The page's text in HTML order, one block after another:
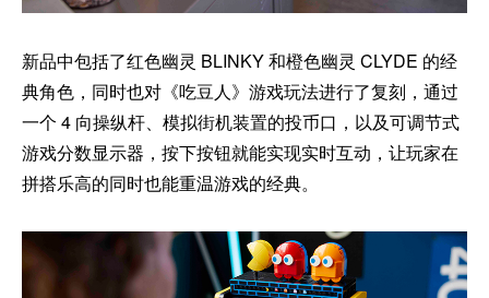
新品中包括了红色幽灵 BLINKY 和橙色幽灵 CLYDE 的经
典角色，同时也对《吃豆人》游戏玩法进行了复刻，通过
一个 4 向操纵杆、模拟街机装置的投币口，以及可调节式
游戏分数显示器，按下按钮就能实现实时互动，让玩家在
拼搭乐高的同时也能重温游戏的经典。